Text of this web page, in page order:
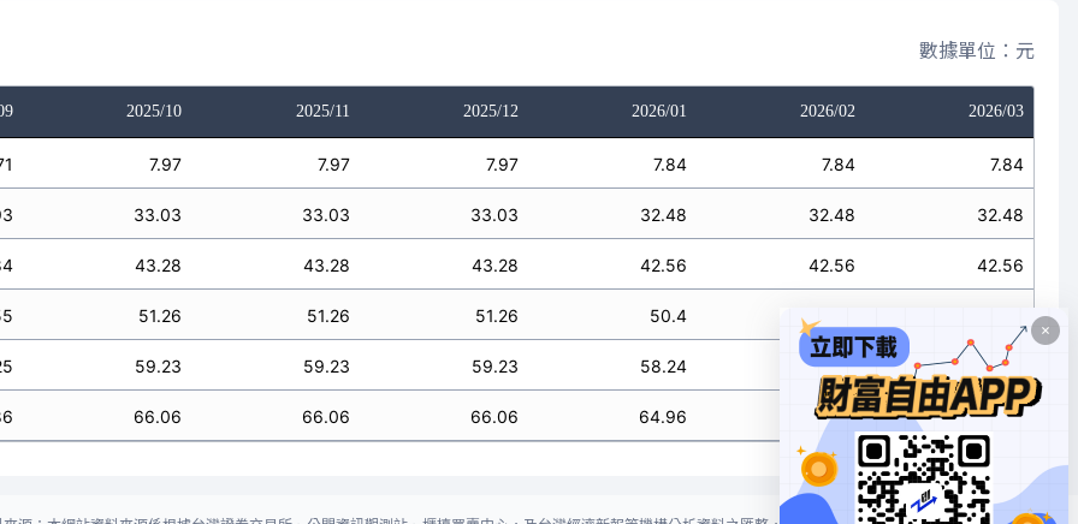
數據單位：元
2025/10 2025/11 2025/12 2026/01 2026/02 2026/03
7.97 7.97 7.97 7.84 7.84 7.84
33.03 33.03 33.03 32.48 32.48 32.48
43.28 43.28 43.28 42.56 42.56 42.56
51.26 51.26 51.26 50.4 50.4
59.23 59.23 59.23 58.24 58.24 58.24
66.06 66.06 66.06 64.96 64.96 64.96